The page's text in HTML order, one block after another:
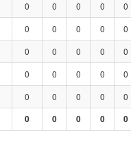
0 0 0 0 0
0 0 0 0 0
0 0 0 0 0
0 0 0 0 0
0 0 0 0 0
0 0 0 0 0